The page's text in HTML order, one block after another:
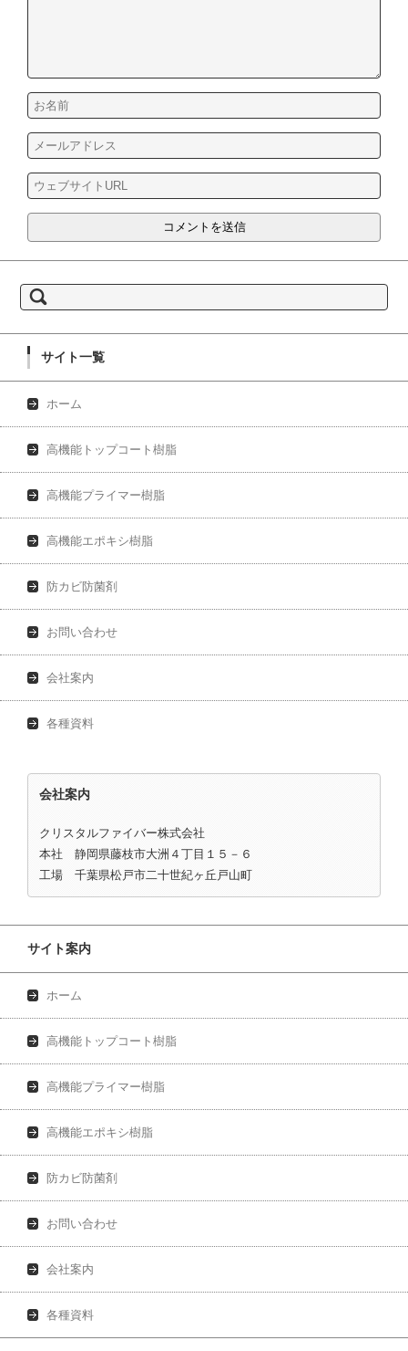
検索:
サイト一覧
ホーム
高機能トップコート樹脂
高機能プライマー樹脂
高機能エポキシ樹脂
防カビ防菌剤
お問い合わせ
会社案内
各種資料
会社案内
クリスタルファイバー株式会社
本社 静岡県藤枝市大洲４丁目１５－６
工場 千葉県松戸市二十世紀ヶ丘戸山町
サイト案内
ホーム
高機能トップコート樹脂
高機能プライマー樹脂
高機能エポキシ樹脂
防カビ防菌剤
お問い合わせ
会社案内
各種資料